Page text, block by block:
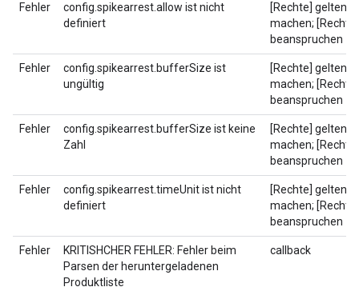
Fehler
config.spikearrest.allow ist nicht
definiert
[Rechte] geltend
machen; [Rechte]
beanspruchen
Fehler
config.spikearrest.bufferSize ist
ungültig
[Rechte] geltend
machen; [Rechte]
beanspruchen
Fehler
config.spikearrest.bufferSize ist keine
Zahl
[Rechte] geltend
machen; [Rechte]
beanspruchen
Fehler
config.spikearrest.timeUnit ist nicht
definiert
[Rechte] geltend
machen; [Rechte]
beanspruchen
Fehler
KRITISHCHER FEHLER: Fehler beim
Parsen der heruntergeladenen
Produktliste
callback